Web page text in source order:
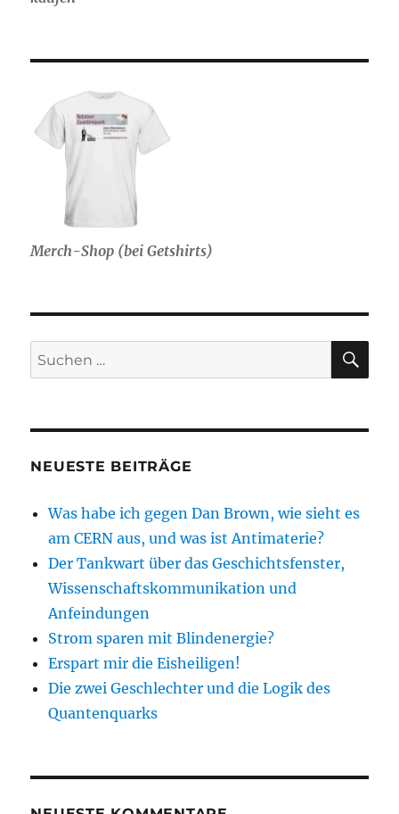
Merch-Shop (bei Getshirts)
Suche
nach:
NEUESTE BEITRÄGE
Was habe ich gegen Dan Brown, wie sieht es
am CERN aus, und was ist Antimaterie?
Der Tankwart über das Geschichtsfenster,
Wissenschaftskommunikation und
Anfeindungen
Strom sparen mit Blindenergie?
Erspart mir die Eisheiligen!
Die zwei Geschlechter und die Logik des
Quantenquarks